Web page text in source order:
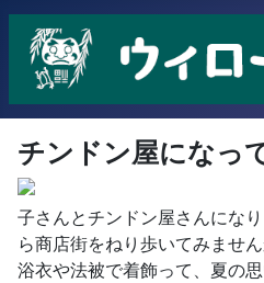
チンドン屋になっ
子さんとチンドン屋さんにな
ら商店街をねり歩いてみません
浴衣や法被で着飾って、夏の